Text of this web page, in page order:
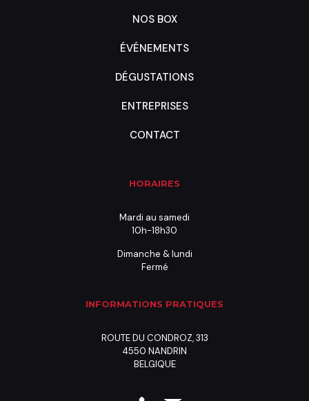
NOS BOX
ÉVÉNEMENTS
DÉGUSTATIONS
ENTREPRISES
CONTACT
HORAIRES
Mardi au samedi
10h-18h30
Dimanche & lundi
Fermé
INFORMATIONS PRATIQUES
ROUTE DU CONDROZ, 313
4550 NANDRIN
BELGIQUE